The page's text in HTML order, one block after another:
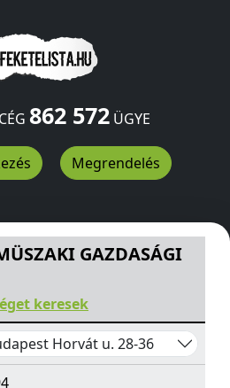
862 572ÜGYE
Megrendelés
Kft.Horvát u. 28-36
GAZDASÁGI
keresek
Horvát u. 28-36